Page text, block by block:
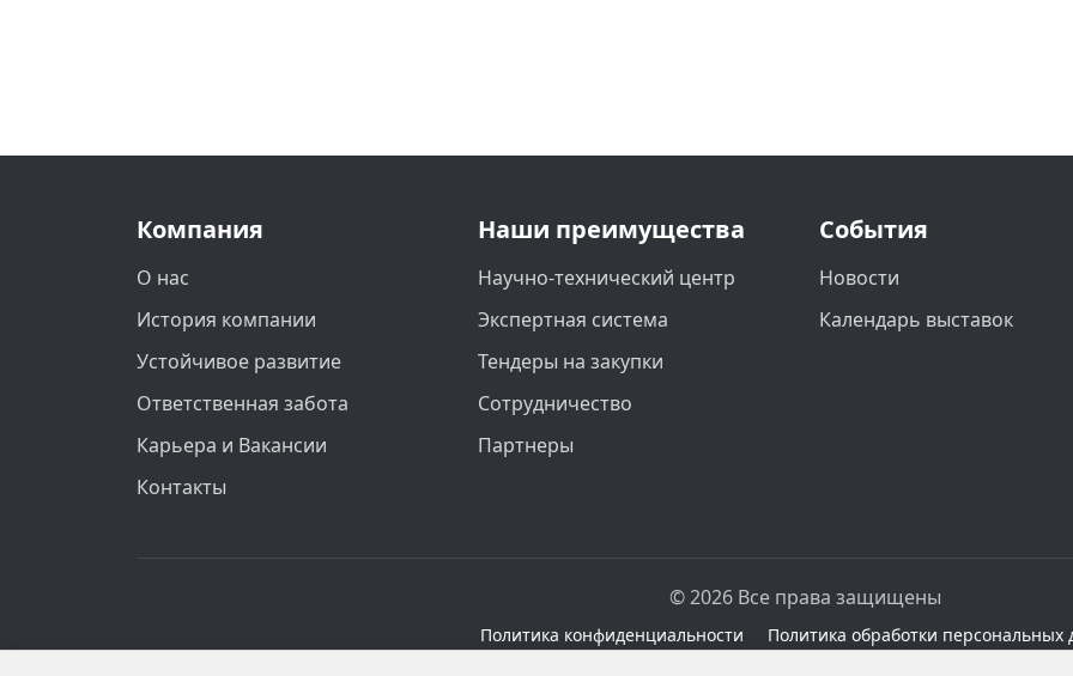
Компания
О нас
История компании
Устойчивое развитие
Ответственная забота
Карьера и Вакансии
Контакты
Наши преимущества
Научно-технический центр
Экспертная система
Тендеры на закупки
Сотрудничество
Партнеры
События
Новости
Календарь выставок
© 2026 Все права защищены
Политика конфиденциальности Политика обработки персональных